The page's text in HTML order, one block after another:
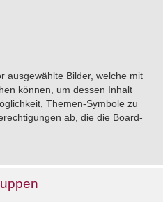
ausgewählte Bilder, welche mit
können, um dessen Inhalt
Themen-Symbole zu
ab, die die Board-